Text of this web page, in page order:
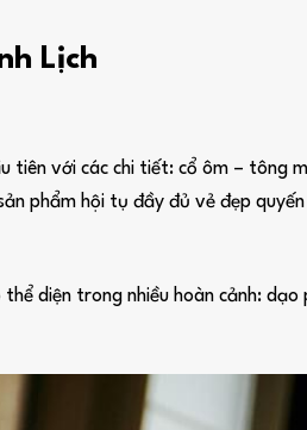
Lịch
tiên với các chi tiết: cổ ôm – tông
phẩm hội tụ đầy đủ vẻ đẹp
diện trong nhiều hoàn cảnh: dạo